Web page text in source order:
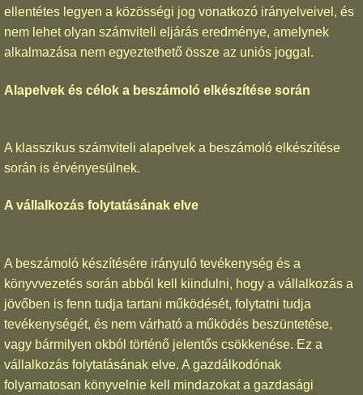
ellentétes legyen a közösségi jog vonatkozó irányelveivel, és
nem lehet olyan számviteli eljárás eredménye, amelynek
alkalmazása nem egyeztethető össze az uniós joggal.
Alapelvek és célok a beszámoló elkészítése során
A klasszikus számviteli alapelvek a beszámoló elkészítése
során is érvényesülnek.
A vállalkozás folytatásának elve
A beszámoló készítésére irányuló tevékenység és a
könyvvezetés során abból kell kiindulni, hogy a vállalkozás a
jövőben is fenn tudja tartani működését, folytatni tudja
tevékenységét, és nem várható a működés beszüntetése,
vagy bármilyen okból történő jelentős csökkenése. Ez a
vállalkozás folytatásának elve. A gazdálkodónak
folyamatosan könyvelnie kell mindazokat a gazdasági